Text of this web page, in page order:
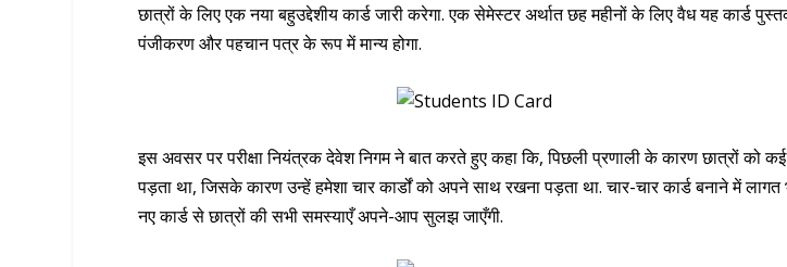
छात्रों के लिए एक नया बहुउद्देशीय कार्ड जारी करेगा. एक सेमेस्टर अर्थात छह महीनों के लिए वैध यह कार्ड
पंजीकरण और पहचान पत्र के रूप में मान्य होगा.
इस अवसर पर परीक्षा नियंत्रक देवेश निगम ने बात करते हुए कहा कि, पिछली प्रणाली के कारण छात्रों को
पड़ता था, जिसके कारण उन्हें हमेशा चार कार्डों को अपने साथ रखना पड़ता था. चार-चार कार्ड बनाने में
नए कार्ड से छात्रों की सभी समस्याएँ अपने-आप सुलझ जाएँगी.